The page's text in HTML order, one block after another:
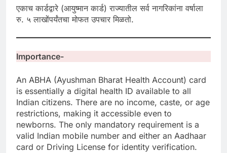
एकाच कार्डद्वारे (आयुष्मान कार्ड) राज्यातील सर्व नागरिकांना वर्षाला
रु. ५ लाखोंपर्यंतचा मोफत उपचार मिळतो.
Importance-
An ABHA (Ayushman Bharat Health Account) card
is essentially a digital health ID available to all
Indian citizens. There are no income, caste, or age
restrictions, making it accessible even to
newborns. The only mandatory requirement is a
valid Indian mobile number and either an Aadhaar
card or Driving License for identity verification.